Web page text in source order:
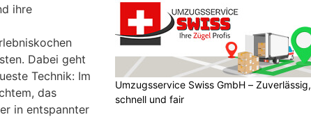
ihre
Dabei geht
Technik: Im
das
in entspannter
Umzugsservice Swiss GmbH – Zuverlässig,
schnell und fair